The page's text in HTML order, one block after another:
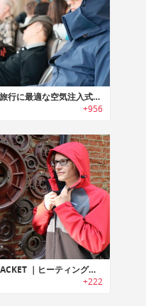
Pilloon｜旅行に最適な空気注入式トラベルピロー搭載多機能トラベルジャケット「パルーンジャケット」
+956
REDDER JACKET ｜ヒーティング機能搭載アウトドアジャケット「レッダージャケット」
+222